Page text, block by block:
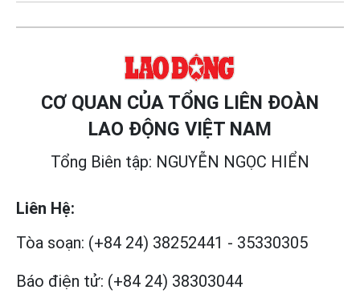
CƠ QUAN CỦA TỔNG LIÊN ĐOÀN
LAO ĐỘNG VIỆT NAM
Tổng Biên tập: NGUYỄN NGỌC HIỂN
Liên Hệ:
Tòa soạn: (+84 24) 38252441 - 35330305
Báo điện tử: (+84 24) 38303044